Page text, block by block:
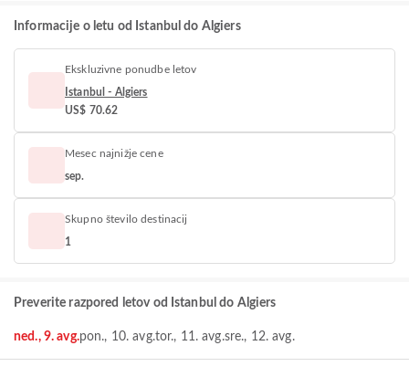
Informacije o letu od Istanbul do Algiers
Ekskluzivne ponudbe letov
Istanbul - Algiers
US$ 70.62
Mesec najnižje cene
sep.
Skupno število destinacij
1
Preverite razpored letov od Istanbul do Algiers
ned., 9. avg.pon., 10. avg.tor., 11. avg.sre., 12. avg.